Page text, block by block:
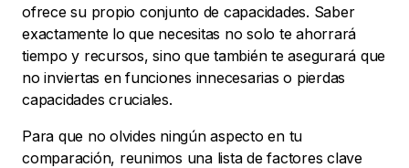
ofrece su propio conjunto de capacidades. Saber
exactamente lo que necesitas no solo te ahorrará
tiempo y recursos, sino que también te asegurará que
no inviertas en funciones innecesarias o pierdas
capacidades cruciales.
Para que no olvides ningún aspecto en tu
comparación, reunimos una lista de factores clave